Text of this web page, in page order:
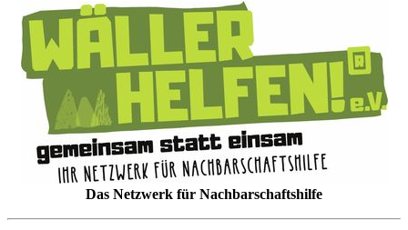
Das Netzwerk für Nachbarschaftshilfe